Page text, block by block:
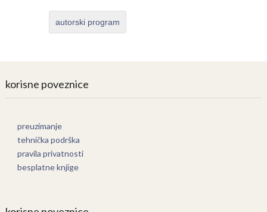
autorski program
korisne poveznice
preuzimanje
tehnička podrška
pravila privatnosti
besplatne knjige